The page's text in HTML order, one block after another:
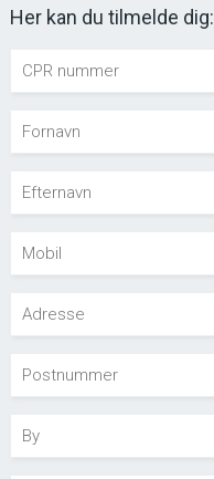
Her kan du tilmelde dig: